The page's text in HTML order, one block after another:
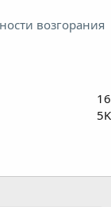
возгорания
16
5K